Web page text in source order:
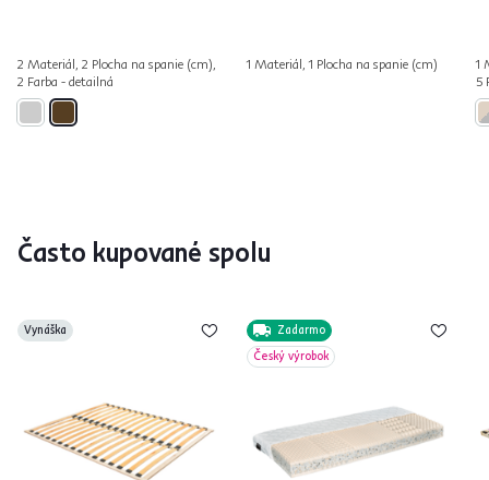
2 Materiál, 2 Plocha na spanie (cm),
2 Farba - detailná
1 Materiál, 1 Plocha na spanie (cm)
1
5
Často kupované spolu
Vynáška
Zadarmo
Český výrobok